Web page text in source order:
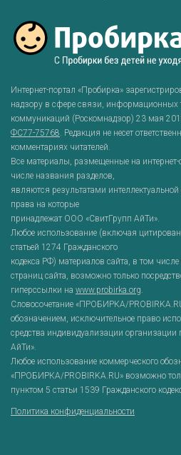
Интернет-портал «Пробирка»
надзору в сфере связи, информационных
коммуникаций (Роскомнадзор) 23 мая
ФС77-75768. Редакция не несет
комментариях читателей.
Все материалы, размещенные на интернет-
числе названия разделов,
являются результатами
права на которые
принадлежат ООО «СвитГрупп АйТи».
Любое использование (включая
статьей 1274 Гражданского
кодекса РФ) материалов сайта, в том
страниц сайта, возможно только
гиперссылки на www.probirka.org.
Словосочетание «ПРОБИРКА/
обозначением, исключительное право
средства индивидуализации
АйТи».
Любое использование коммерческого
«ПРОБИРКА/PROBIRKA.RU» возможно
пунктом 5 статьи 1539 Гражданского
Политика конфиденциальности